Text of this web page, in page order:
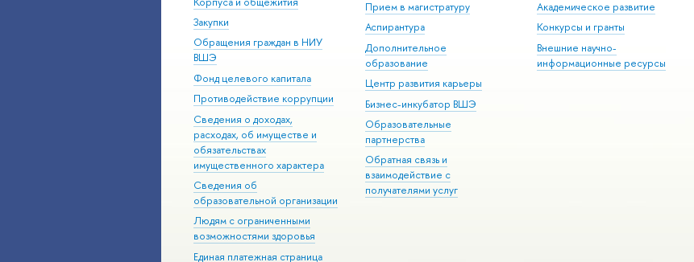
Закупки
Обращения граждан в НИУ
ВШЭ
Фонд целевого капитала
Противодействие коррупции
Сведения о доходах,
расходах, об имуществе и
обязательствах
имущественного характера
Сведения об
образовательной организации
Людям с ограниченными
возможностями здоровья
Единая платежная страница
Прием в магистратуру
Аспирантура
Дополнительное
образование
Центр развития карьеры
Бизнес-инкубатор ВШЭ
Образовательные
партнерства
Обратная связь и
взаимодействие с
получателями услуг
Академическое развитие
Конкурсы и гранты
Внешние научно-
информационные ресурсы